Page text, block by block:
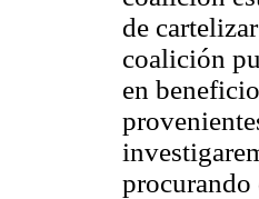
de
coalición
en
procurando